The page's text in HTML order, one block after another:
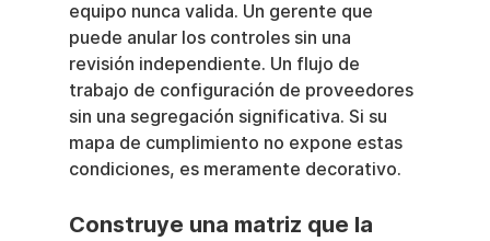
equipo nunca valida. Un gerente que
puede anular los controles sin una
revisión independiente. Un flujo de
trabajo de configuración de proveedores
sin una segregación significativa. Si su
mapa de cumplimiento no expone estas
condiciones, es meramente decorativo.
Construye una matriz que la